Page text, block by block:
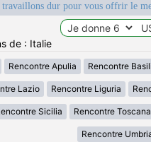
travaillons dur pour vous offrir le
de : Italie
Rencontre Apulia Rencontre
Lazio Rencontre Liguria
Sicilia Rencontre Toscana
Rencontre